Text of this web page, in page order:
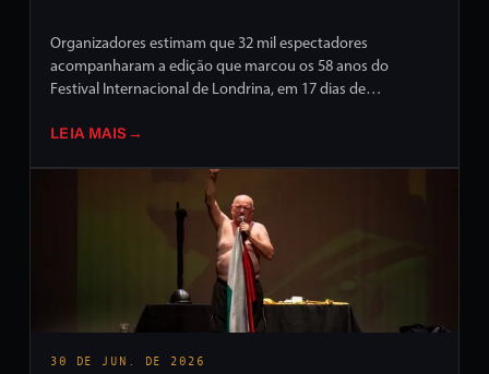
Organizadores estimam que 32 mil espectadores
acompanharam a edição que marcou os 58 anos do
Festival Internacional de Londrina, em 17 dias de
LEIA MAIS →
30 DE JUN. DE 2026